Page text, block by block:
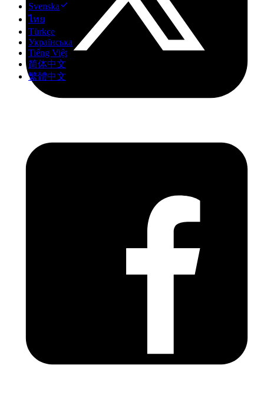
Svenska
ไทย
Türkçe
Українська
Tiếng Việt
简体中文
繁體中文